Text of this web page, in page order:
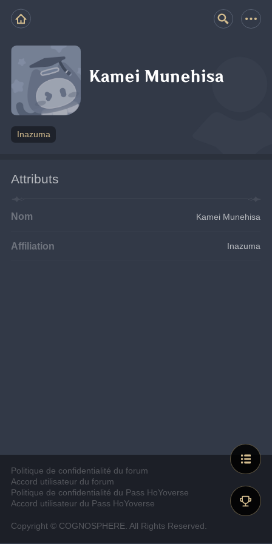
Kamei Munehisa
Inazuma
Attributs
Nom Kamei Munehisa
Affiliation Inazuma
Politique de confidentialité du forum
Accord utilisateur du forum
Politique de confidentialité du Pass HoYoverse
Accord utilisateur du Pass HoYoverse
Copyright © COGNOSPHERE. All Rights Reserved.